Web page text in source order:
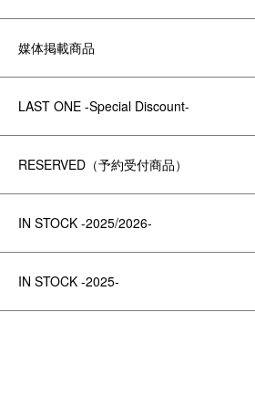
媒体掲載商品
LAST ONE -Special Discount-
RESERVED（予約受付商品）
IN STOCK -2025/2026-
IN STOCK -2025-